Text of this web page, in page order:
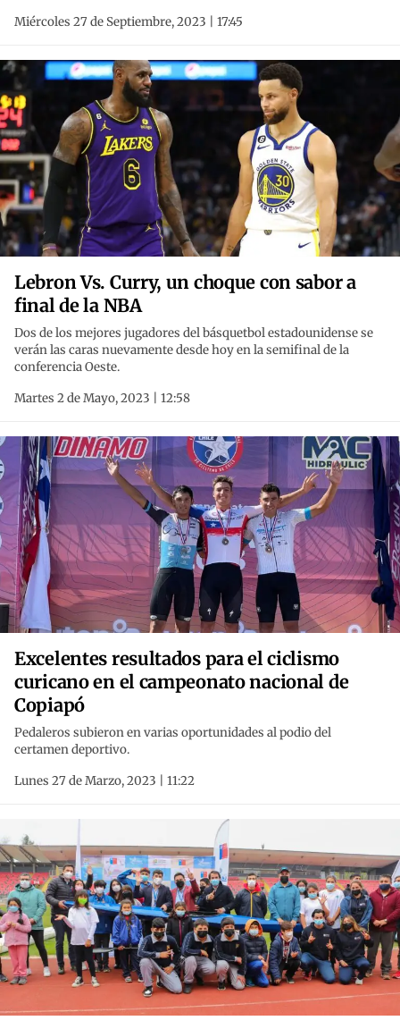
Miércoles 27 de Septiembre, 2023 | 17:45
Lebron Vs. Curry, un choque con sabor a
final de la NBA
Dos de los mejores jugadores del básquetbol estadounidense se
verán las caras nuevamente desde hoy en la semifinal de la
conferencia Oeste.
Martes 2 de Mayo, 2023 | 12:58
Excelentes resultados para el ciclismo
curicano en el campeonato nacional de
Copiapó
Pedaleros subieron en varias oportunidades al podio del
certamen deportivo.
Lunes 27 de Marzo, 2023 | 11:22